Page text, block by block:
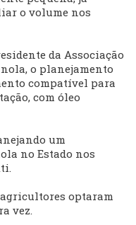
o volume nos
da Associação
o planejamento
compatível para
com óleo
um
no Estado nos
optaram
vez.